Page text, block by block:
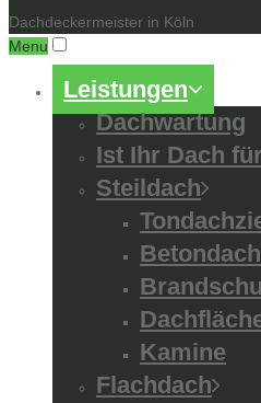
Dachdeckermeister in Köln
Menu
Leistungen
Dachwartung
Ist Ihr Dach
Steildach
Kamine
Flachdach